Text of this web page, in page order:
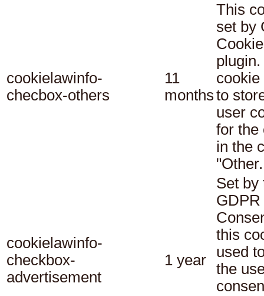
cookielawinfo-
checbox-others
11
months
This
set by
cookie
to
user
for the
in the
"Other.
cookielawinfo-
checkbox-
advertisement
1 year
Set by
this
used
the